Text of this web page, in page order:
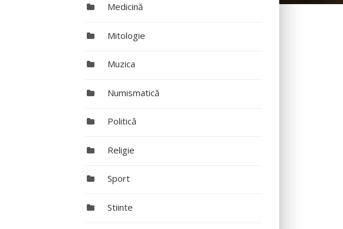
Medicină
Mitologie
Muzica
Numismatică
Politică
Religie
Sport
Stiinte